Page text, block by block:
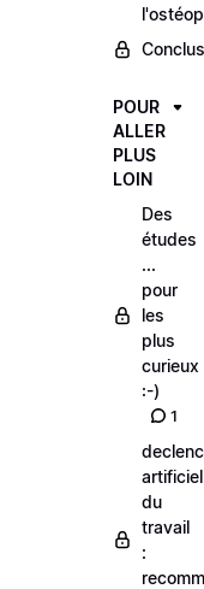
POUR
ALLER
PLUS
LOIN
Des
études
...
pour
les
plus
curieux
:-)
1
artificiel
du
travail
: